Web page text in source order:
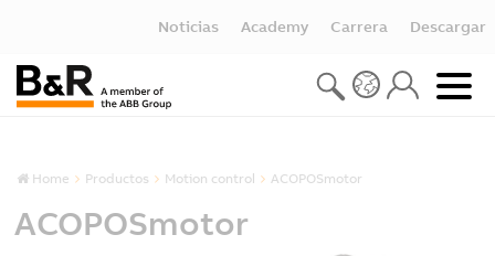
Noticias Academy Carrera Descargar
Home Productos Motion control ACOPOSmotor
ACOPOSmotor